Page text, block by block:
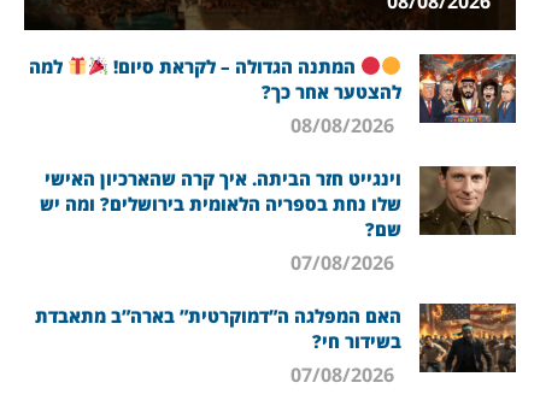
המתנה הגדולה – לקראת סיום!
למה
להצטער אחר כך?
וינגייט חזר הביתה. איך קרה שהארכיון האישי
שלו נחת בספריה הלאומית בירושלים? ומה יש
שם?
האם המפלגה ה”דמוקרטית” בארה”ב מתאבדת
בשידור חי?